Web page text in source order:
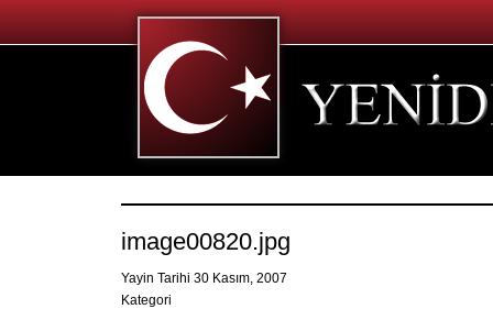
image00820.jpg
Yayin Tarihi 30 Kasım, 2007
Kategori